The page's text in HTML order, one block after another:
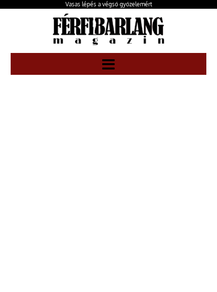
Vasas lépés a végső győzelemért